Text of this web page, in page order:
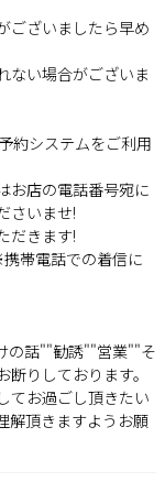
ございましたら早め
ない場合がございま
約システムをご利用
お店の電話番号宛に
さいませ!
だきます!
帯電話での着信に
の話""勧誘""営業""そ
りしております。
てお過ごし頂きたい
解頂きますようお願